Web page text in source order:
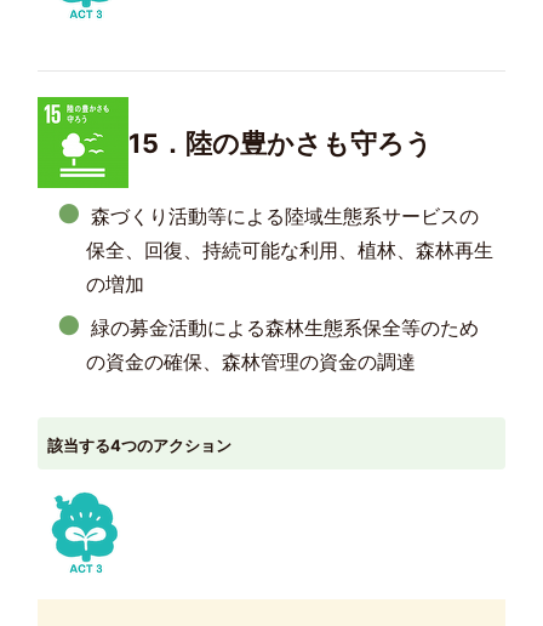
15．陸の豊かさも守ろう
森づくり活動等による陸域生態系サービスの
保全、回復、持続可能な利用、植林、森林再生
の増加
緑の募金活動による森林生態系保全等のため
の資金の確保、森林管理の資金の調達
該当する4つのアクション